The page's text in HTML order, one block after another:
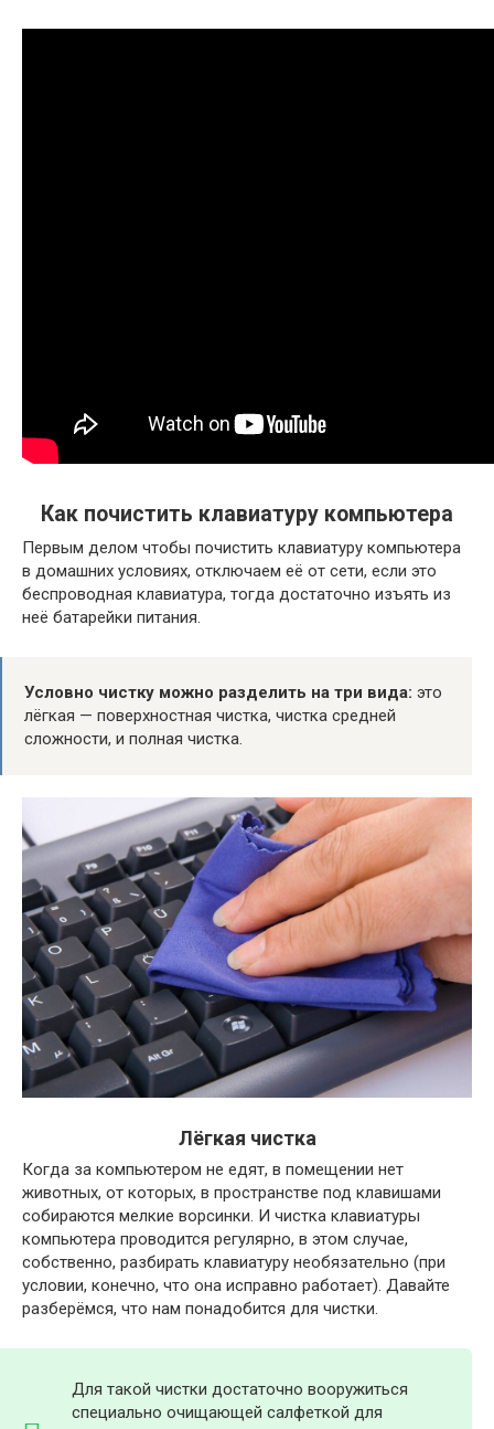
Как почистить клавиатуру компьютера
Первым делом чтобы почистить клавиатуру компьютера
в домашних условиях, отключаем её от сети, если это
беспроводная клавиатура, тогда достаточно изъять из
неё батарейки питания.
Условно чистку можно разделить на три вида: это
лёгкая — поверхностная чистка, чистка средней
сложности, и полная чистка.
Лёгкая чистка
Когда за компьютером не едят, в помещении нет
животных, от которых, в пространстве под клавишами
собираются мелкие ворсинки. И чистка клавиатуры
компьютера проводится регулярно, в этом случае,
собственно, разбирать клавиатуру необязательно (при
условии, конечно, что она исправно работает). Давайте
разберёмся, что нам понадобится для чистки.
Для такой чистки достаточно вооружиться
специально очищающей салфеткой для